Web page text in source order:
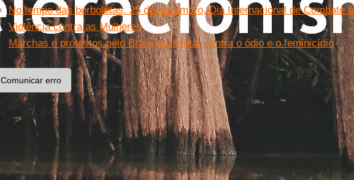
No tempo das borboletas. 25 de novembro, Dia Internacional de Combate à
Violência contra as Mulheres
Marchas e protestos pelo Brasil para lutar contra o ódio e o feminicídio
Comunicar erro